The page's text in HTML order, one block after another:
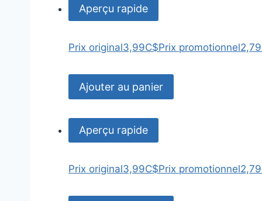
Aperçu rapide
Prix original3,99C$Prix promotionnel
Ajouter au panier
Aperçu rapide
Prix original3,99C$Prix promotionnel